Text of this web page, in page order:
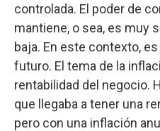
controlada. El poder de
mantiene, o sea, es muy
baja. En este contexto,
futuro. El tema de la
rentabilidad del negocio.
que llegaba a tener una
pero con una inflación